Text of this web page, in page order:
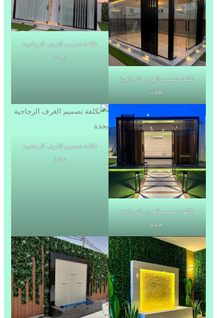
تكلفة تصميم الغرف الزجاجية
بجدة
تكلفة تصميم الغرف الزجاجية
بجدة
تكلفة تصميم الغرف الزجاجية
بجدة
تكلفة تصميم الغرف الزجاجية
بجدة